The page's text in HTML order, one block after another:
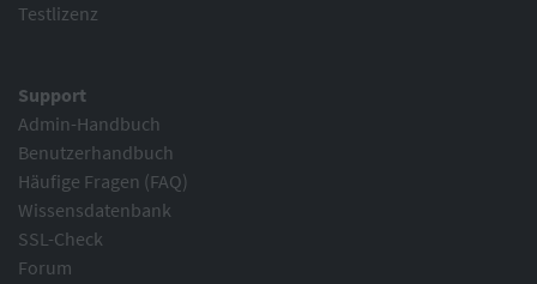
Testlizenz
Support
Admin-Handbuch
Benutzerhandbuch
Häufige Fragen (FAQ)
Wissensdatenbank
SSL-Check
Forum